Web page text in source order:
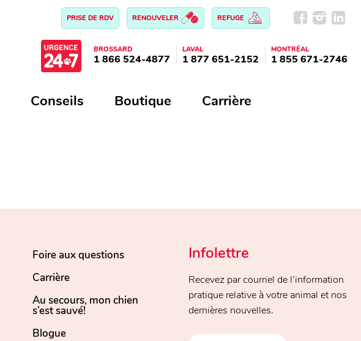
PRISE DE RDV RENOUVELER REFUGE
BROSSARD
1 866 524-4877
LAVAL
1 877 651-2152
MONTRÉAL
1 855 671-2746
Conseils Boutique Carrière
Foire aux questions
Carrière
Au secours, mon chien
s’est sauvé!
Blogue
Infolettre
Recevez par courriel de l’information
pratique relative à votre animal et nos
dernières nouvelles.